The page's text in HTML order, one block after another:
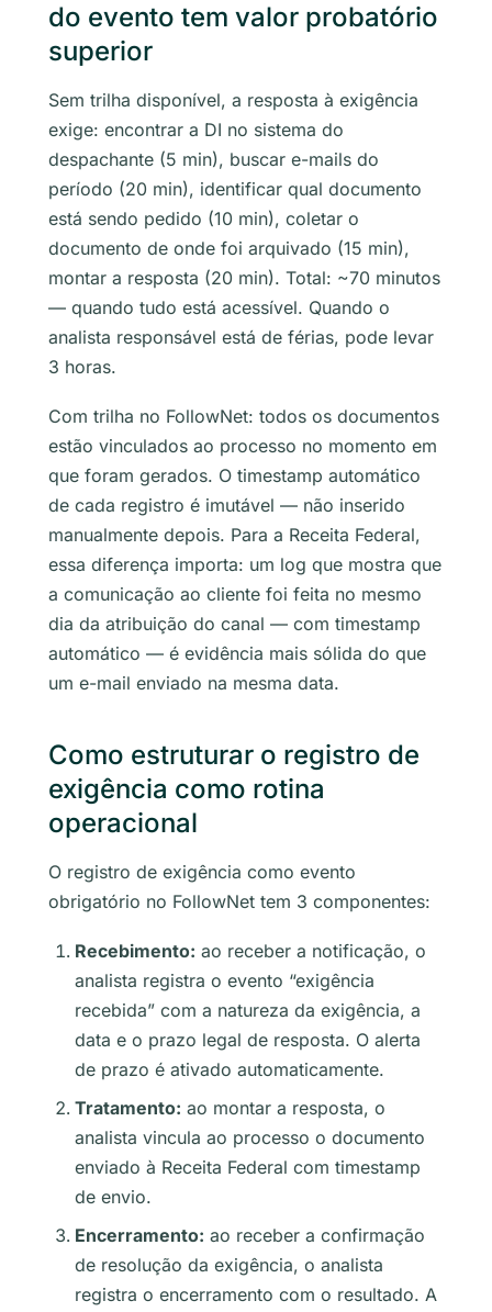
do evento tem valor probatório
superior
Sem trilha disponível, a resposta à exigência
exige: encontrar a DI no sistema do
despachante (5 min), buscar e-mails do
período (20 min), identificar qual documento
está sendo pedido (10 min), coletar o
documento de onde foi arquivado (15 min),
montar a resposta (20 min). Total: ~70 minutos
— quando tudo está acessível. Quando o
analista responsável está de férias, pode levar
3 horas.
Com trilha no FollowNet: todos os documentos
estão vinculados ao processo no momento em
que foram gerados. O timestamp automático
de cada registro é imutável — não inserido
manualmente depois. Para a Receita Federal,
essa diferença importa: um log que mostra que
a comunicação ao cliente foi feita no mesmo
dia da atribuição do canal — com timestamp
automático — é evidência mais sólida do que
um e-mail enviado na mesma data.
Como estruturar o registro de
exigência como rotina
operacional
O registro de exigência como evento
obrigatório no FollowNet tem 3 componentes:
Recebimento: ao receber a notificação, o
analista registra o evento “exigência
recebida” com a natureza da exigência, a
data e o prazo legal de resposta. O alerta
de prazo é ativado automaticamente.
Tratamento: ao montar a resposta, o
analista vincula ao processo o documento
enviado à Receita Federal com timestamp
de envio.
Encerramento: ao receber a confirmação
de resolução da exigência, o analista
registra o encerramento com o resultado. A